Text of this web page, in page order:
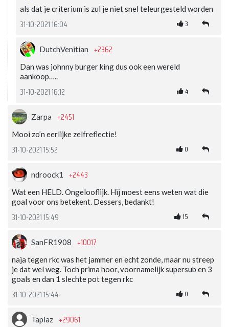
als dat je criterium is zul je niet snel teleurgesteld worden
31-10-2021 16:04 3
DutchVenitian +2362
Dan was johnny burger king dus ook een wereld
aankoop…..
31-10-2021 16:12 4
Zarpa +2451
Mooi zo’n eerlijke zelfreflectie!
31-10-2021 15:52 0
ndroock1 +2443
Wat een HELD. Ongelooflijk. Hij moest eens weten wat die
goal voor ons betekent. Dessers, bedankt!
31-10-2021 15:49 15
SanFR1908 +10017
naja tegen rkc was het jammer en echt zonde, maar nu streep
je dat wel weg. Toch prima hoor, voornamelijk supersub en 3
goals en dan 1 slechte pot tegen rkc
31-10-2021 15:44 0
Tapiaz +29061